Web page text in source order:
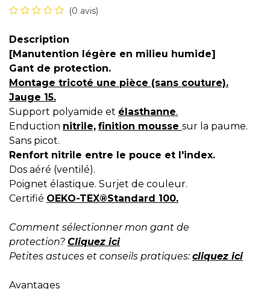
(0 avis)
Description
[Manutention légère en milieu humide]
Gant de protection.
Montage tricoté une pièce (sans couture).
Jauge 15.
Support polyamide et élasthanne.
Enduction nitrile, finition mousse sur la paume.
Sans picot.
Renfort nitrile entre le pouce et l'index.
Dos aéré (ventilé).
Poignet élastique. Surjet de couleur.
Certifié OEKO-TEX®Standard 100.
Comment sélectionner mon gant de
protection? Cliquez ici
Petites astuces et conseils pratiques:cliquez ici
Avantages